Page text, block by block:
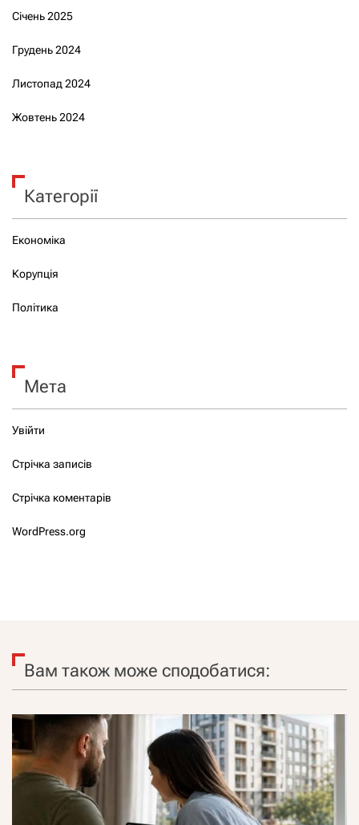
Січень 2025
Грудень 2024
Листопад 2024
Жовтень 2024
Категорії
Економіка
Корупція
Політика
Мета
Увійти
Стрічка записів
Стрічка коментарів
WordPress.org
Вам також може сподобатися: